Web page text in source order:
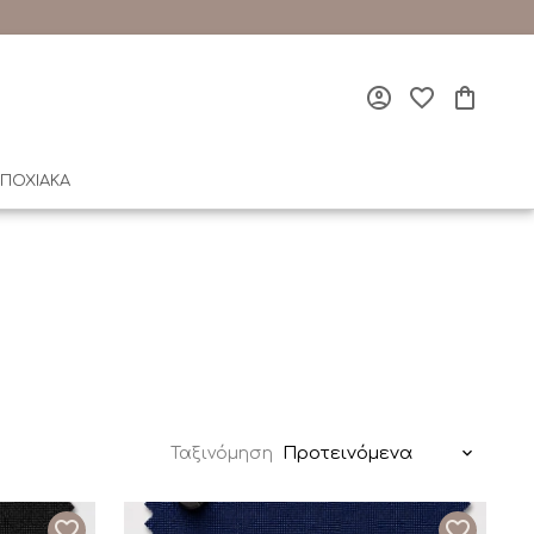
Ταξινόμηση Προτεινόμενα